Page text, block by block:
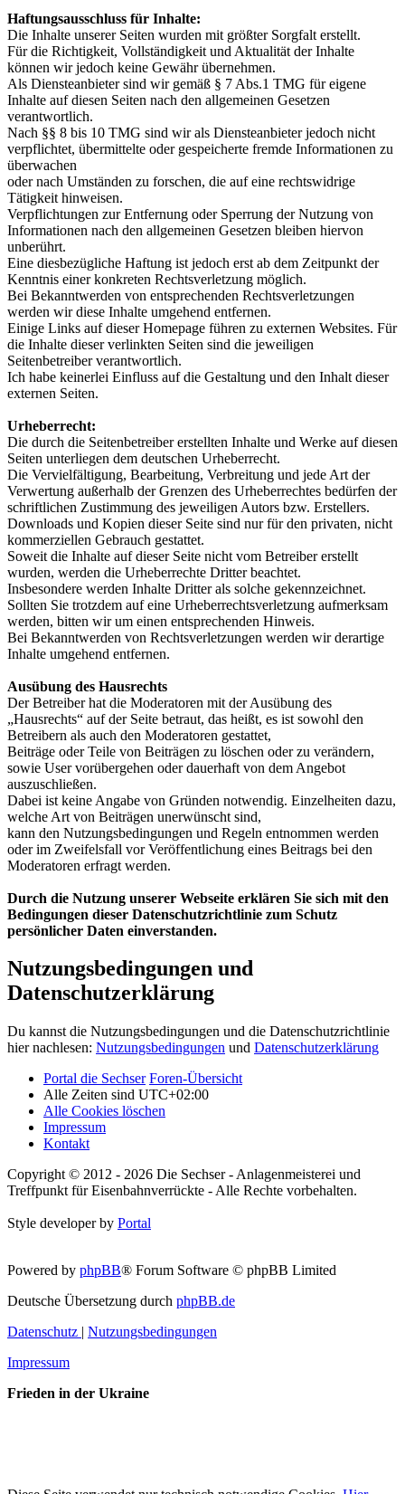
Haftungsausschluss für Inhalte:
Die Inhalte unserer Seiten wurden mit größter Sorgfalt erstellt.
Für die Richtigkeit, Vollständigkeit und Aktualität der Inhalte
können wir jedoch keine Gewähr übernehmen.
Als Diensteanbieter sind wir gemäß § 7 Abs.1 TMG für eigene
Inhalte auf diesen Seiten nach den allgemeinen Gesetzen
verantwortlich.
Nach §§ 8 bis 10 TMG sind wir als Diensteanbieter jedoch nicht
verpflichtet, übermittelte oder gespeicherte fremde Informationen zu
überwachen
oder nach Umständen zu forschen, die auf eine rechtswidrige
Tätigkeit hinweisen.
Verpflichtungen zur Entfernung oder Sperrung der Nutzung von
Informationen nach den allgemeinen Gesetzen bleiben hiervon
unberührt.
Eine diesbezügliche Haftung ist jedoch erst ab dem Zeitpunkt der
Kenntnis einer konkreten Rechtsverletzung möglich.
Bei Bekanntwerden von entsprechenden Rechtsverletzungen
werden wir diese Inhalte umgehend entfernen.
Einige Links auf dieser Homepage führen zu externen Websites. Für
die Inhalte dieser verlinkten Seiten sind die jeweiligen
Seitenbetreiber verantwortlich.
Ich habe keinerlei Einfluss auf die Gestaltung und den Inhalt dieser
externen Seiten.
Urheberrecht:
Die durch die Seitenbetreiber erstellten Inhalte und Werke auf diesen
Seiten unterliegen dem deutschen Urheberrecht.
Die Vervielfältigung, Bearbeitung, Verbreitung und jede Art der
Verwertung außerhalb der Grenzen des Urheberrechtes bedürfen der
schriftlichen Zustimmung des jeweiligen Autors bzw. Erstellers.
Downloads und Kopien dieser Seite sind nur für den privaten, nicht
kommerziellen Gebrauch gestattet.
Soweit die Inhalte auf dieser Seite nicht vom Betreiber erstellt
wurden, werden die Urheberrechte Dritter beachtet.
Insbesondere werden Inhalte Dritter als solche gekennzeichnet.
Sollten Sie trotzdem auf eine Urheberrechtsverletzung aufmerksam
werden, bitten wir um einen entsprechenden Hinweis.
Bei Bekanntwerden von Rechtsverletzungen werden wir derartige
Inhalte umgehend entfernen.
Ausübung des Hausrechts
Der Betreiber hat die Moderatoren mit der Ausübung des
„Hausrechts“ auf der Seite betraut, das heißt, es ist sowohl den
Betreibern als auch den Moderatoren gestattet,
Beiträge oder Teile von Beiträgen zu löschen oder zu verändern,
sowie User vorübergehen oder dauerhaft von dem Angebot
auszuschließen.
Dabei ist keine Angabe von Gründen notwendig. Einzelheiten dazu,
welche Art von Beiträgen unerwünscht sind,
kann den Nutzungsbedingungen und Regeln entnommen werden
oder im Zweifelsfall vor Veröffentlichung eines Beitrags bei den
Moderatoren erfragt werden.
Durch die Nutzung unserer Webseite erklären Sie sich mit den
Bedingungen dieser Datenschutzrichtlinie zum Schutz
persönlicher Daten einverstanden.
Nutzungsbedingungen und
Datenschutzerklärung
Du kannst die Nutzungsbedingungen und die Datenschutzrichtlinie
hier nachlesen: Nutzungsbedingungen und Datenschutzerklärung
Portal die Sechser Foren-Übersicht
Alle Zeiten sind UTC+02:00
Alle Cookies löschen
Impressum
Kontakt
Copyright © 2012 - 2026 Die Sechser - Anlagenmeisterei und
Treffpunkt für Eisenbahnverrückte - Alle Rechte vorbehalten.
Style developer by Portal
Powered by phpBB® Forum Software © phpBB Limited
Deutsche Übersetzung durch phpBB.de
Datenschutz | Nutzungsbedingungen
Impressum
Frieden in der Ukraine